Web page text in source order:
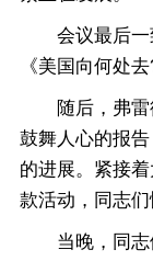
会议最后一致
《美国向何处去
随后，弗雷
鼓舞人心的报
的进展。紧接
款活动，同志们
当晚，同志